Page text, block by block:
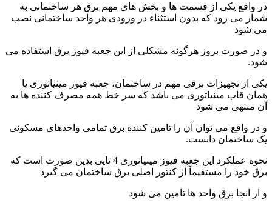
در واقع یکی از قسمت ها و بخش های مهم برق هر ساختمانی به
شمار می رود که بدون استثناء در ورودی هر واحد ساختمانی نصب
می شود
و در صورت بروز هرگونه مشکلی از این جعبه فیوز برق استفاده می
شود.
یکی از تجهیزات برقی مهم در ساختمان، جعبه فیوز مینیاتوری یا
همان قاب مینیاتوری می باشد که سر خط همه مصرف کننده ها به
آن منتهی می شود
و در واقع می توان آن را تامین کننده برق تمامی واحدهای مسکونی
یک ساختمان دانست.
نحوه عملکرد این جعبه فیوز مینیاتوری 4 تایی بدین صورت است که
برق خود را مستقیماً از کنتور اصلی برق ساختمان می گیرد
و از انجا برق واحد ها تامین می شود